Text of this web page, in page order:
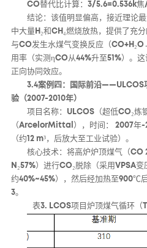
CO替代比计算：3/5.6=0.536k焦/
结论：该值明显偏高，接近理论
中大量H₂和CH₄燃烧放热，提供了充
与CO发生水煤气变换反应（
用率（实测ηCO从44%升至51%）。
正向协同效应。
3.4案例四：国际前沿——ULCOS
验（2007-2010年）
项目名称：ULCOS（超低CO₂炼
（ArcelorMittal），时间： 2007年-
（约12 m³，后放大至工业试验）。
核心技术：将高炉炉顶煤气（CO
N₂57%）进行CO₂脱除（采用VPSA
约40%~45%），然后经加热至900℃
3。
表3. LCOS项目炉顶煤气循环（